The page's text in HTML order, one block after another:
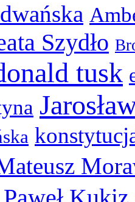
Szydło
tusk